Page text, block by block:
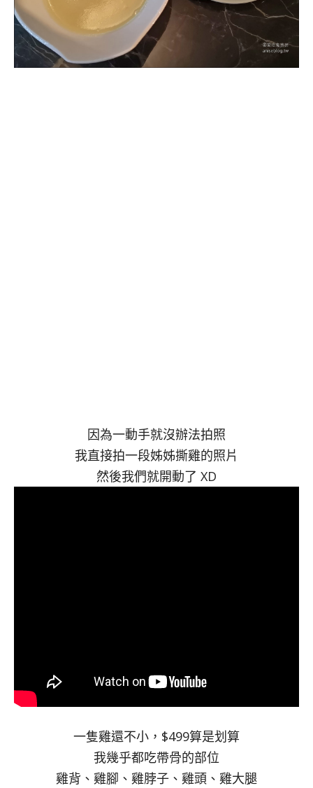
因為一動手就沒辦法拍照
我直接拍一段姊姊撕雞的照片
然後我們就開動了 XD
一隻雞還不小，$499算是划算
我幾乎都吃帶骨的部位
雞背、雞腳、雞脖子、雞頭、雞大腿